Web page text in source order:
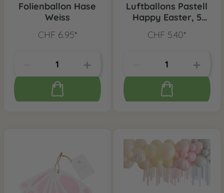
Folienballon Hase
Weiss
CHF 6.95*
Luftballons Pastell
Happy Easter, 5
CHF 5.40*